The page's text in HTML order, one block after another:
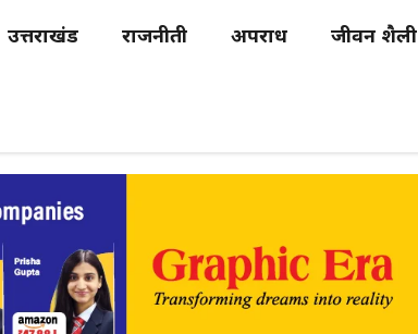
उत्तराखंड राजनीती अपराध जीवन शैली